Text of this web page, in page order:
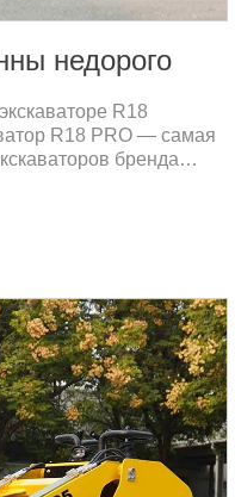
недорого
R18
R18 PRO — самая
бренда
сочетает в себе